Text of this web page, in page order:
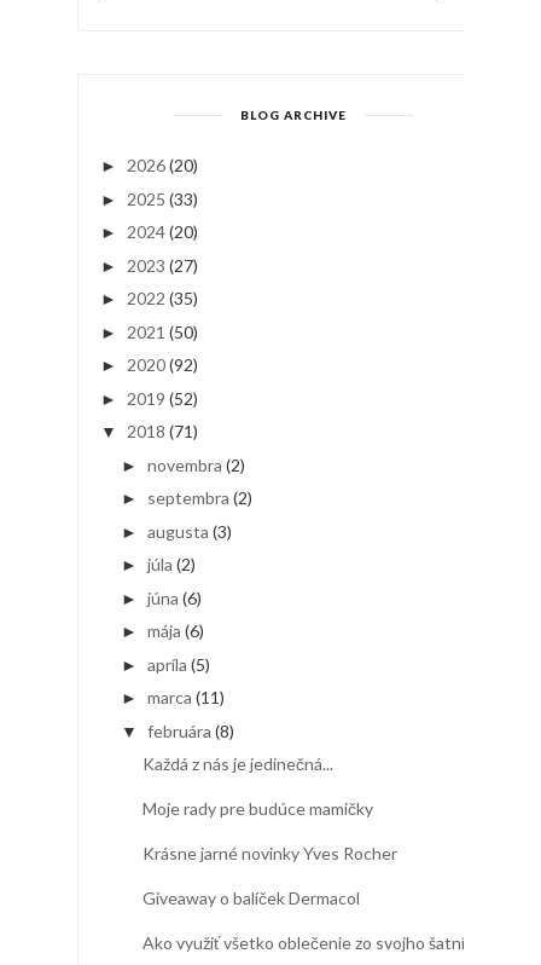
BLOG ARCHIVE
► 2026(20)
► 2025 (33)
► 2024(20)
► 2023 (27)
► 2022 (35)
► 2021 (50)
► 2020(92)
► 2019 (52)
▼ 2018 (71)
► novembra (2)
► septembra (2)
► augusta (3)
► júla (2)
► júna (6)
► mája (6)
► apríla (5)
► marca (11)
▼ februára (8)
Každá z nás je jedinečná...
Moje rady pre budúce mamičky
Krásne jarné novinky Yves Rocher
Giveaway o balíček Dermacol
Ako využiť všetko oblečenie zo svojho šatníka